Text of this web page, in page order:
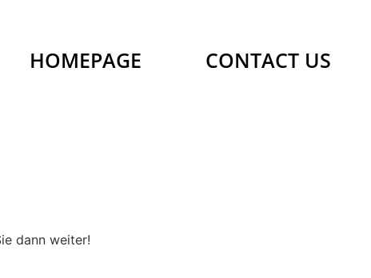
HOMEPAGE CONTACT US
dann weiter!